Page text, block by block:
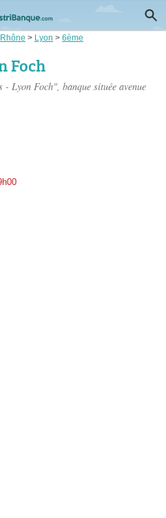
Rhône > Lyon > 6ème
Foch
- Lyon Foch", banque située avenue